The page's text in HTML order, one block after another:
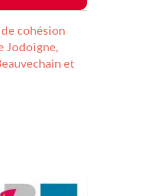
cohésion
Jodoigne
et